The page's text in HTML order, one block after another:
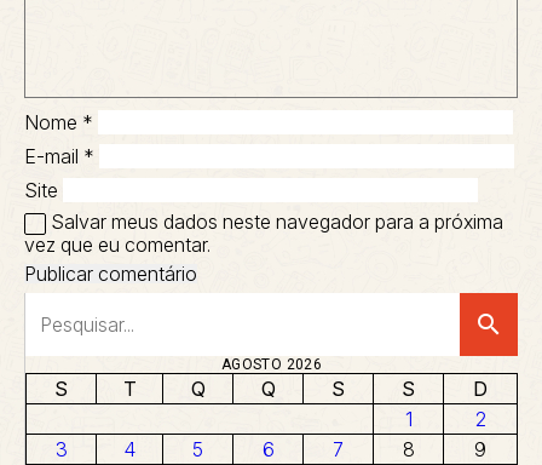
Nome *
E-mail *
Site
Salvar meus dados neste navegador para a próxima
vez que eu comentar.
search
AGOSTO 2026
S T Q Q S S
D
1
2
3
4 5 6 7 8
9